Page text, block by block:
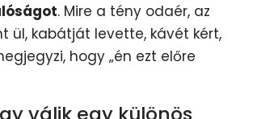
. Mire a tény odaér, az
ül, kabátját levette, kávét kért,
hogy „én ezt előre
válik egy különös